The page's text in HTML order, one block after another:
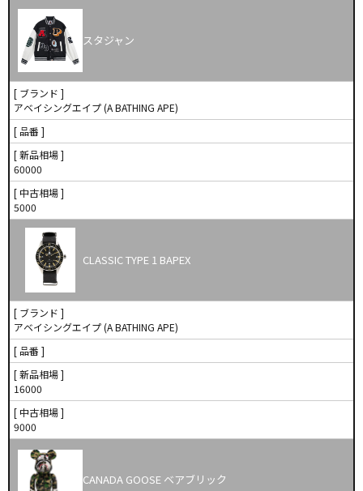
スタジャン
[ ブランド ]
アベイシングエイプ (A BATHING APE)
[ 品番 ]
[ 新品相場 ]
60000
[ 中古相場 ]
5000
CLASSIC TYPE 1 BAPEX
[ ブランド ]
アベイシングエイプ (A BATHING APE)
[ 品番 ]
[ 新品相場 ]
16000
[ 中古相場 ]
9000
CANADA GOOSE ベアブリック